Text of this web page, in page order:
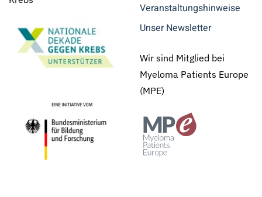
Veranstaltungshinweise
Unser Newsletter
Wir sind Mitglied bei
Myeloma Patients Europe
(MPE)